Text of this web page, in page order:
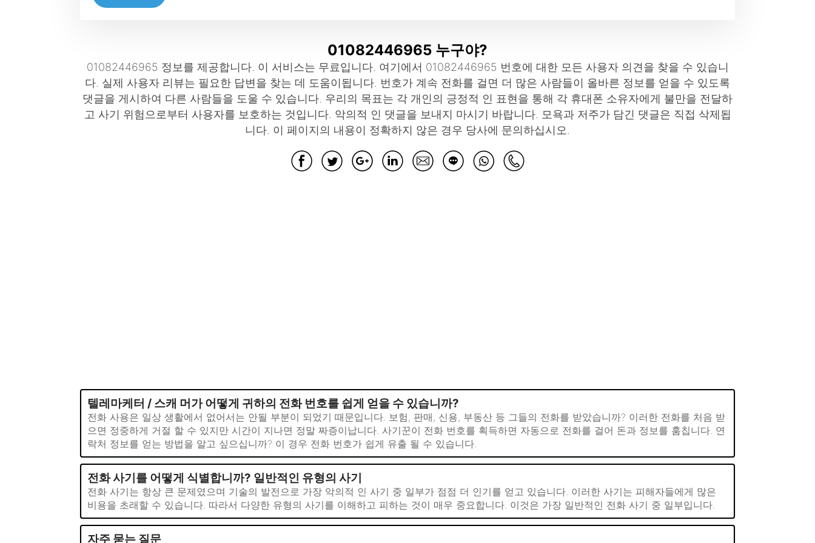
01082446965 누구야?
01082446965 정보를 제공합니다. 이 서비스는 무료입니다. 여기에서 01082446965 번호에 대한 모든 사용자 의견을 찾을 수 있습니
다. 실제 사용자 리뷰는 필요한 답변을 찾는 데 도움이됩니다. 번호가 계속 전화를 걸면 더 많은 사람들이 올바른 정보를 얻을 수 있도록
댓글을 게시하여 다른 사람들을 도울 수 있습니다. 우리의 목표는 각 개인의 긍정적 인 표현을 통해 각 휴대폰 소유자에게 불만을 전달하
고 사기 위험으로부터 사용자를 보호하는 것입니다. 악의적 인 댓글을 보내지 마시기 바랍니다. 모욕과 저주가 담긴 댓글은 직접 삭제됩
니다. 이 페이지의 내용이 정확하지 않은 경우 당사에 문의하십시오.
텔레마케터 / 스캐 머가 어떻게 귀하의 전화 번호를 쉽게 얻을 수 있습니까?
전화 사용은 일상 생활에서 없어서는 안될 부분이 되었기 때문입니다. 보험, 판매, 신용, 부동산 등 그들의 전화를 받았습니까? 이러한 전화를 처음 받
으면 정중하게 거절 할 수 있지만 시간이 지나면 정말 짜증이납니다. 사기꾼이 전화 번호를 획득하면 자동으로 전화를 걸어 돈과 정보를 훔칩니다. 연
락처 정보를 얻는 방법을 알고 싶으십니까? 이 경우 전화 번호가 쉽게 유출 될 수 있습니다.
전화 사기를 어떻게 식별합니까? 일반적인 유형의 사기
전화 사기는 항상 큰 문제였으며 기술의 발전으로 가장 악의적 인 사기 중 일부가 점점 더 인기를 얻고 있습니다. 이러한 사기는 피해자들에게 많은
비용을 초래할 수 있습니다. 따라서 다양한 유형의 사기를 이해하고 피하는 것이 매우 중요합니다. 이것은 가장 일반적인 전화 사기 중 일부입니다.
자주 묻는 질문